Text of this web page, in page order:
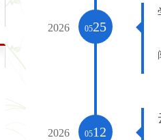
2026 0525
2026 0512